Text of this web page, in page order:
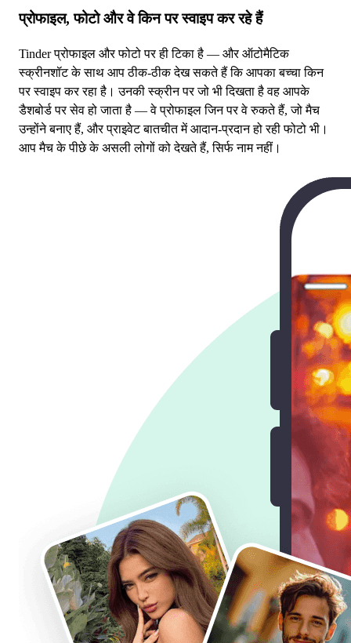
प्रोफाइल, फोटो और वे किन पर स्वाइप कर रहे हैं
Tinder प्रोफाइल और फोटो पर ही टिका है — और ऑटोमैटिक
स्क्रीनशॉट के साथ आप ठीक-ठीक देख सकते हैं कि आपका बच्चा किन
पर स्वाइप कर रहा है। उनकी स्क्रीन पर जो भी दिखता है वह आपके
डैशबोर्ड पर सेव हो जाता है — वे प्रोफाइल जिन पर वे रुकते हैं, जो मैच
उन्होंने बनाए हैं, और प्राइवेट बातचीत में आदान-प्रदान हो रही फोटो भी।
आप मैच के पीछे के असली लोगों को देखते हैं, सिर्फ नाम नहीं।